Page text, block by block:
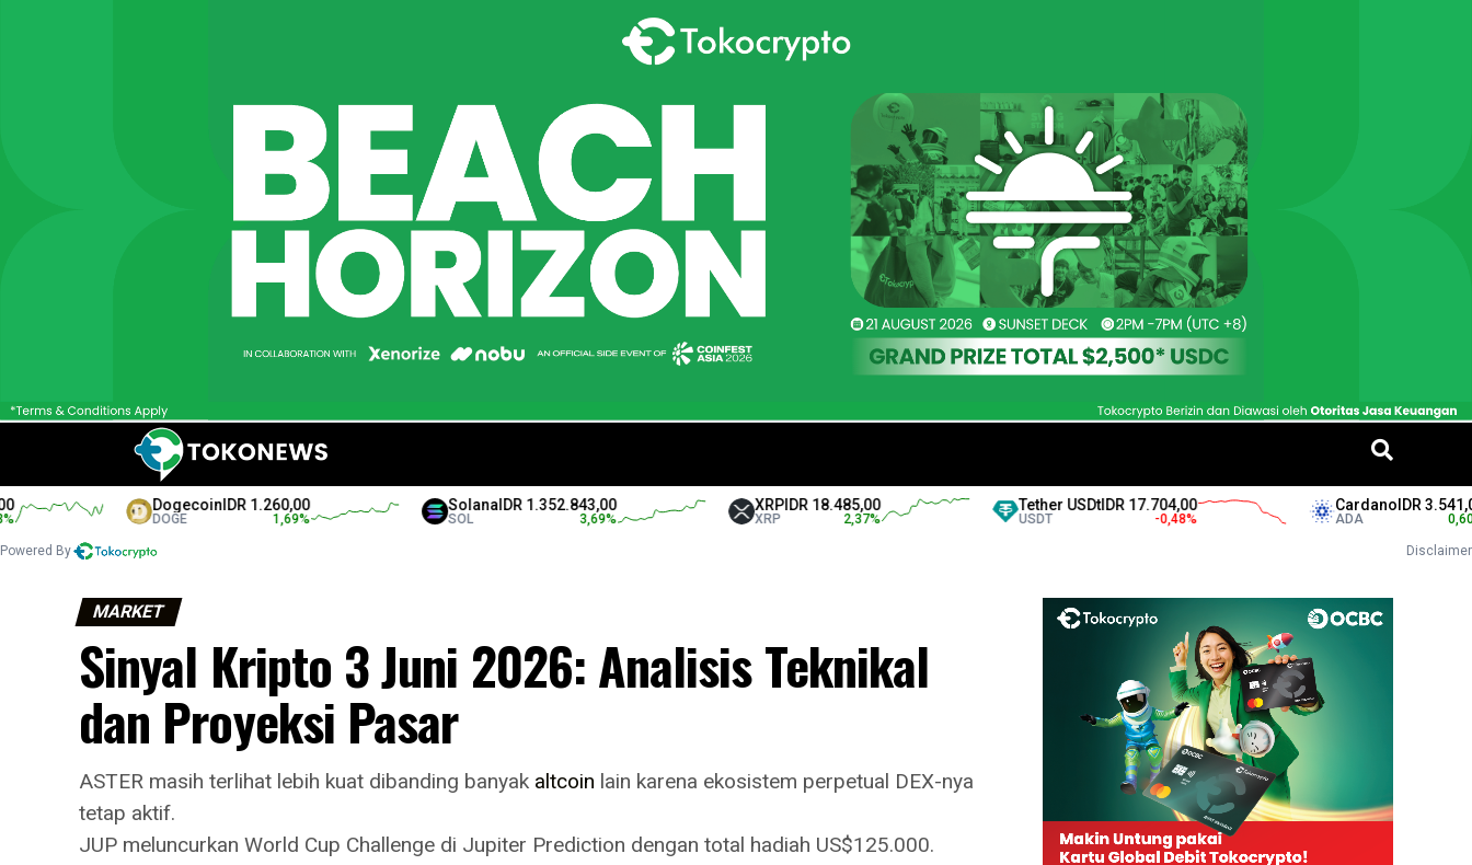
DogecoinIDR 1.260,00
DOGE
SolanaIDR 1.352.843,00 XRP IDR 18.485,00 Tether USDtIDR 17.704,00 CardanoIDR 3.541,00
ADA
Powered By Disclaimer
MARKET
Sinyal Kripto 3 Juni 2026: Analisis Teknikal
dan Proyeksi Pasar
ASTER masih terlihat lebih kuat dibanding banyak altcoin lain karena ekosistem perpetual DEX-nya
tetap aktif.
JUP meluncurkan World Cup Challenge di Jupiter Prediction dengan total hadiah US$125.000.